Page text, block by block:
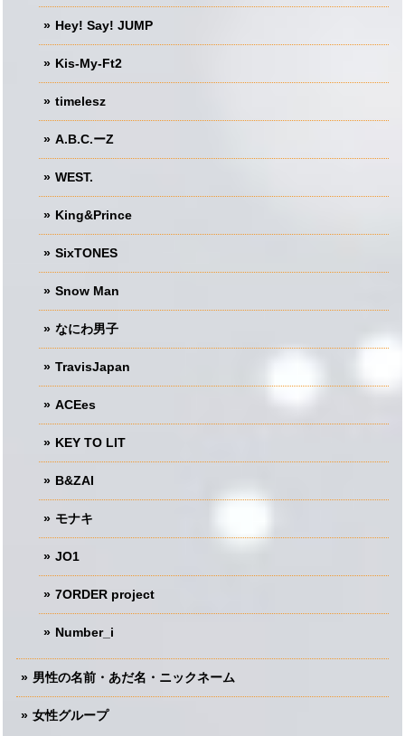
Hey! Say! JUMP
Kis-My-Ft2
timelesz
A.B.C.ーZ
WEST.
King&Prince
SixTONES
Snow Man
なにわ男子
TravisJapan
ACEes
KEY TO LIT
B&ZAI
モナキ
JO1
7ORDER project
Number_i
男性の名前・あだ名・ニックネーム
女性グループ